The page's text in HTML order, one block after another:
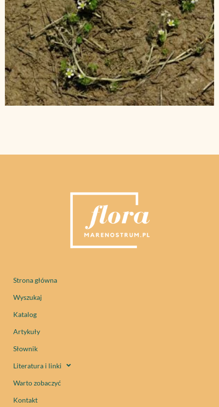
Strona główna
Wyszukaj
Katalog
Artykuły
Słownik
Literatura i linki
Warto zobaczyć
Kontakt